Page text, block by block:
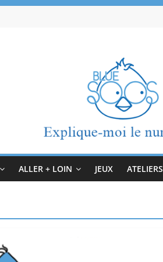
ALLER + LOIN JEUX ATELIERS